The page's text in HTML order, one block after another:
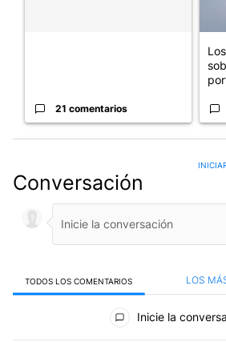
21 comentarios
Conversación
TODOS LOS COMENTARIOS LOS
Todos los comentarios
Inicie la